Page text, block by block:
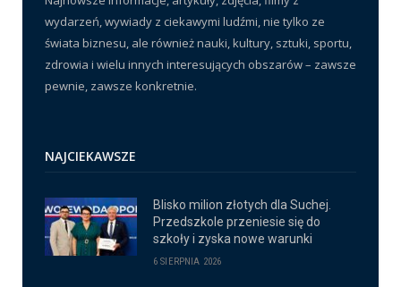
wydarzeń, wywiady z ciekawymi ludźmi, nie tylko ze
świata biznesu, ale również nauki, kultury, sztuki, sportu,
zdrowia i wielu innych interesujących obszarów – zawsze
pewnie, zawsze konkretnie.
NAJCIEKAWSZE
Blisko milion złotych dla Suchej.
Przedszkole przeniesie się do
szkoły i zyska nowe warunki
6 SIERPNIA 2026